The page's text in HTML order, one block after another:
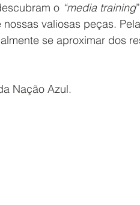
o “media training
valiosas peças.
se aproximar dos
Nação Azul.